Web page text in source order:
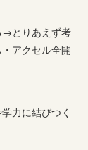
→とりあえず考
アクセル全開
力に結びつく